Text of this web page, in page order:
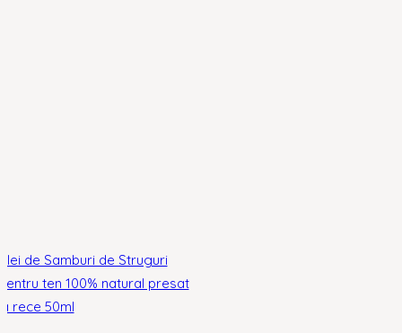
de Samburi de Struguri
ten 100% natural presat
rece 50ml